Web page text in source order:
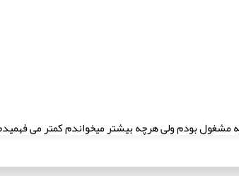
مشغول بودم ولی هرچه بیشتر میخواندم کمتر می
که " لا جبر و لا تفویض بل امر بین الامرین "هر روز
سراغ حاج آقا بروم و مساله را از ایشان